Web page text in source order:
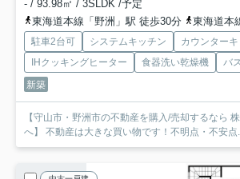
- / 93.98㎡ / 3SLDK /予定
東海道本線「野洲」駅 徒歩30分
東海道本線
駐車2台可 システムキッチン
カウンター
IHクッキングヒーター
食器洗い乾燥機
バ
新築
【守山市・野洲市の不動産を購入/売却するなら
へ】 不動産は大きな買い物です！不明点・不安点